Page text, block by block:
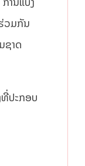
ວມກັນ
ຊາດ
ປະກອບ